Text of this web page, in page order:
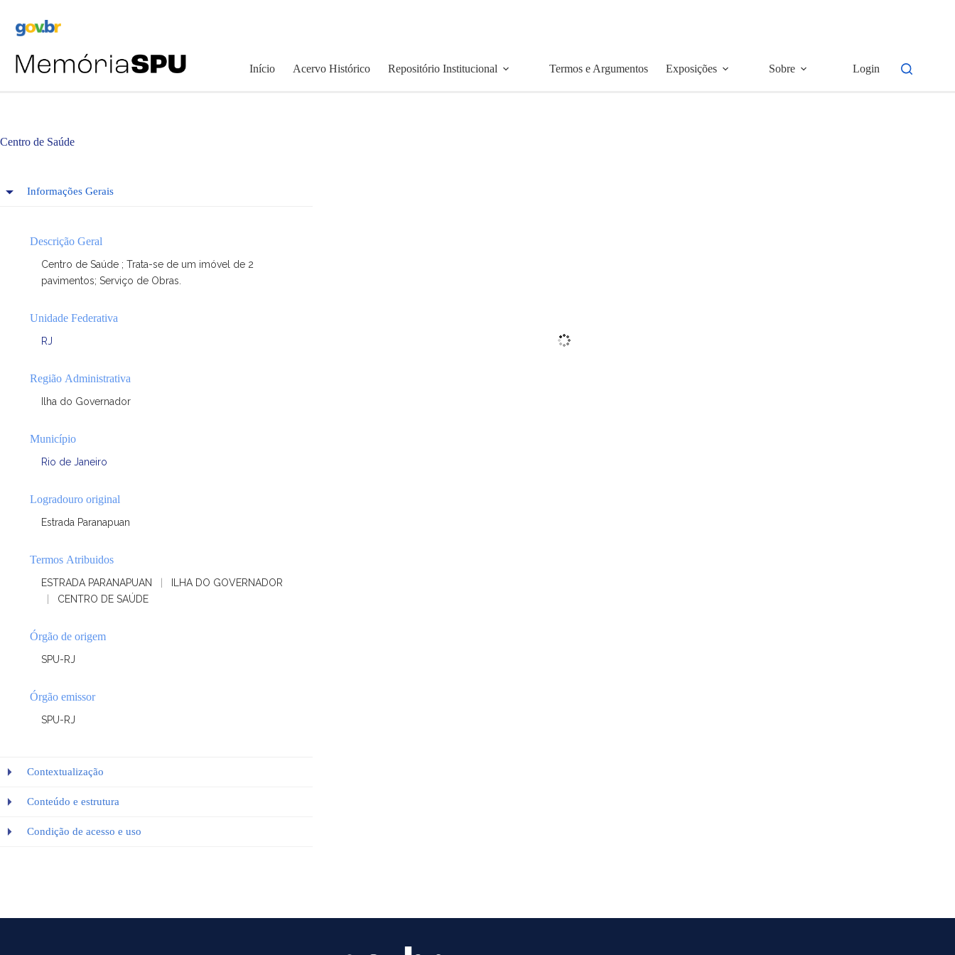
Início Acervo Histórico Repositório Institucional Termos e Argumentos Exposições Sobre Login
Centro de Saúde
Informações Gerais
Descrição Geral
Centro de Saúde ; Trata-se de um imóvel de 2
pavimentos; Serviço de Obras.
Unidade Federativa
RJ
Região Administrativa
Ilha do Governador
Município
Rio de Janeiro
Logradouro original
Estrada Paranapuan
Termos Atribuidos
ESTRADA PARANAPUAN
ILHA DO GOVERNADOR
CENTRO DE SAÚDE
Órgão de origem
SPU-RJ
Órgão emissor
SPU-RJ
Contextualização
Conteúdo e estrutura
Condição de acesso e uso